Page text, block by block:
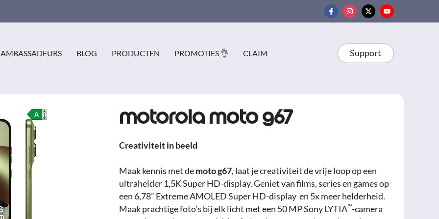
AMBASSADEURS BLOG PRODUCTEN PROMOTIES 👌 CLAIM Support
motorola moto g67
Creativiteit in beeld
Maak kennis met demoto g67, laat je creativiteit de vrije loop op een
ultrahelder 1,5K Super HD-display. Geniet van films, series en games op
een 6,78” Extreme AMOLED Super HD-display en 5x meer helderheid.
Maak prachtige foto’s bij elk licht met een 50 MP Sony LYTIA™-camera